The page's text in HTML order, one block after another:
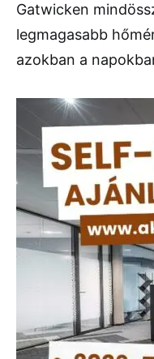
Gatwicken
legmagasabb
azokban a